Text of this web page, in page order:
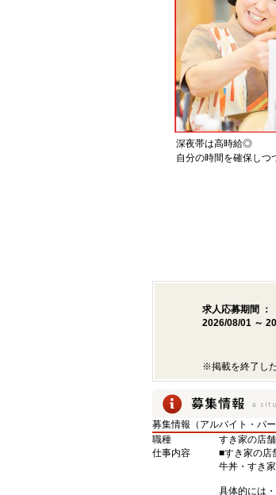
深夜帯は高時給◎
自分の時間を確保しつ
求人応募期間 ：
2026/08/01 ～
※掲載を終了し
募集情報（アルバイト・パー
職種
すき家の店
仕事内容
■すき家の店
牛丼・すき
具体的には・